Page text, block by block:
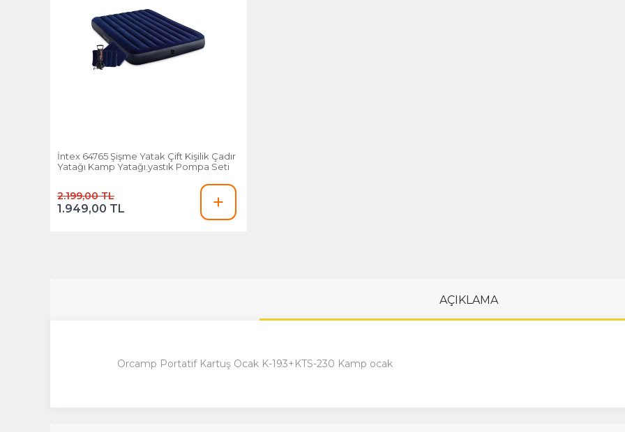
İntex 64765 Şişme Yatak Çift Kişilik Çadır
Yatağı Kamp Yatağı.yastık Pompa Seti
2.199,00 TL
1.949,00 TL
AÇIKLAMA
Orcamp Portatif Kartuş Ocak K-193+KTS-230 Kamp ocak